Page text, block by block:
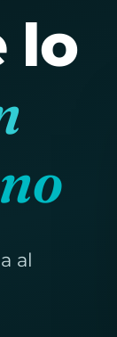
lo
al